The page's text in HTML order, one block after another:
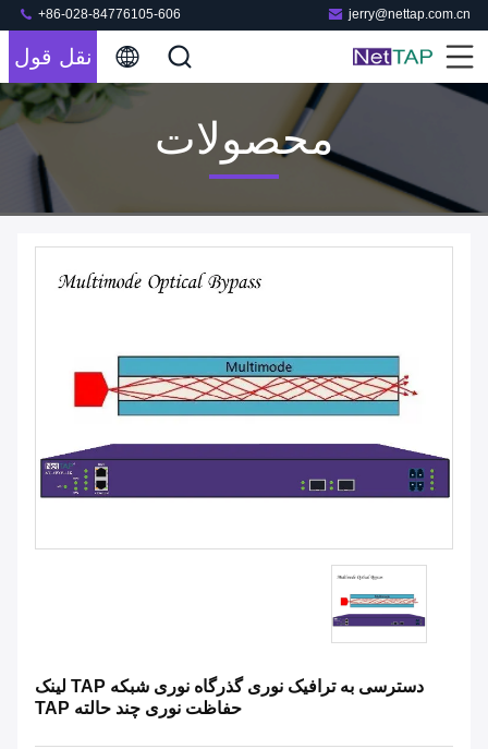
jerry@nettap.com.cn
+86-028-84776105-606
نقل قول
محصولات
دسترسی به ترافیک نوری گذرگاه نوری شبکه TAP لینک
حفاظت نوری چند حالته TAP